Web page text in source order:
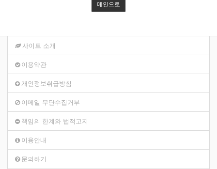
메인으로
사이트 소개
이용약관
개인정보취급방침
이메일 무단수집거부
책임의 한계와 법적고지
이용안내
문의하기